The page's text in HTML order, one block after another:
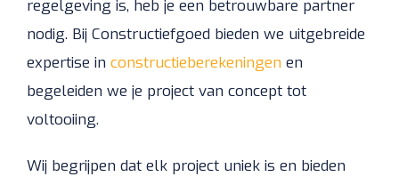
regelgeving is, heb je een betrouwbare partner
nodig. Bij Constructiefgoed bieden we uitgebreide
expertise in constructieberekeningen en
begeleiden we je project van concept tot
voltooiing.
Wij begrijpen dat elk project uniek is en bieden